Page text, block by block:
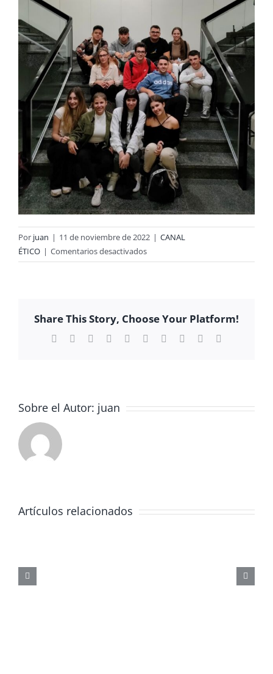
Por juan | 11 de noviembre de 2022 | CANAL
ÉTICO | Comentarios desactivadosen
Visita
de
la
Share This Story, Choose Your Platform!
Facebook Reddit LinkedInWhatsApp
TumblrPinterest Xing
Sobre el Autor: juan
Artículos relacionados